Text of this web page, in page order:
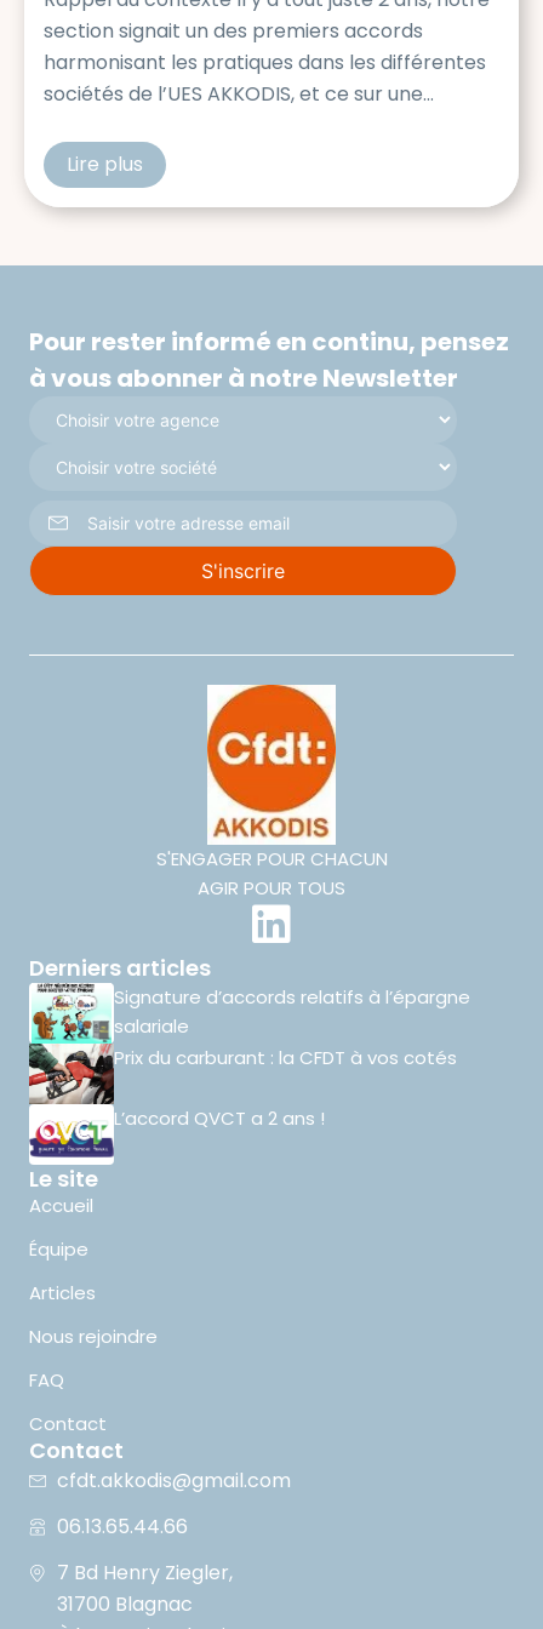
section signait un des premiers accords
harmonisant les pratiques dans les différentes
sociétés de l’UES AKKODIS, et ce sur une
entre les hommes et femme Lutte contre les
discriminations, le harcèlement, engagement
pour l’inclusion Amélioration de la Qualité […]
cfdtakkodis
Lire plus
Pour rester informé en continu, pensez
à vous abonner à notre Newsletter
S'ENGAGER POUR CHACUN
AGIR POUR TOUS
Derniers articles
Signature d’accords relatifs à l’épargne
salariale
Prix du carburant : la CFDT à vos cotés
L’accord QVCT a 2 ans !
Le site
Accueil
Équipe
Articles
Nous rejoindre
FAQ
Contact
Contact
cfdt.akkodis@gmail.com
06.13.65.44.66
7 Bd Henry Ziegler,
31700 Blagnac